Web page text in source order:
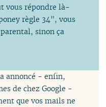
vous répondre là-
règle 34", vous
sinon ça
annoncé - enfin,
de chez Google -
que vos mails ne